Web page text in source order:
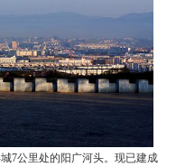
7公里处的阳广河头。现已建成